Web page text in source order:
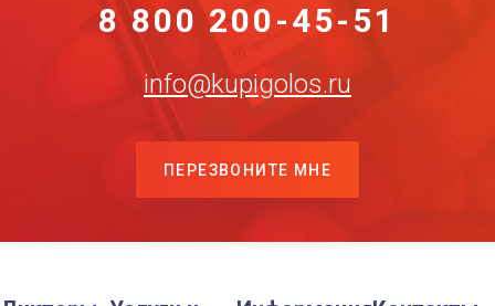
8 800 200-45-51
info@kupigolos.ru
ПЕРЕЗВОНИТЕ МНЕ